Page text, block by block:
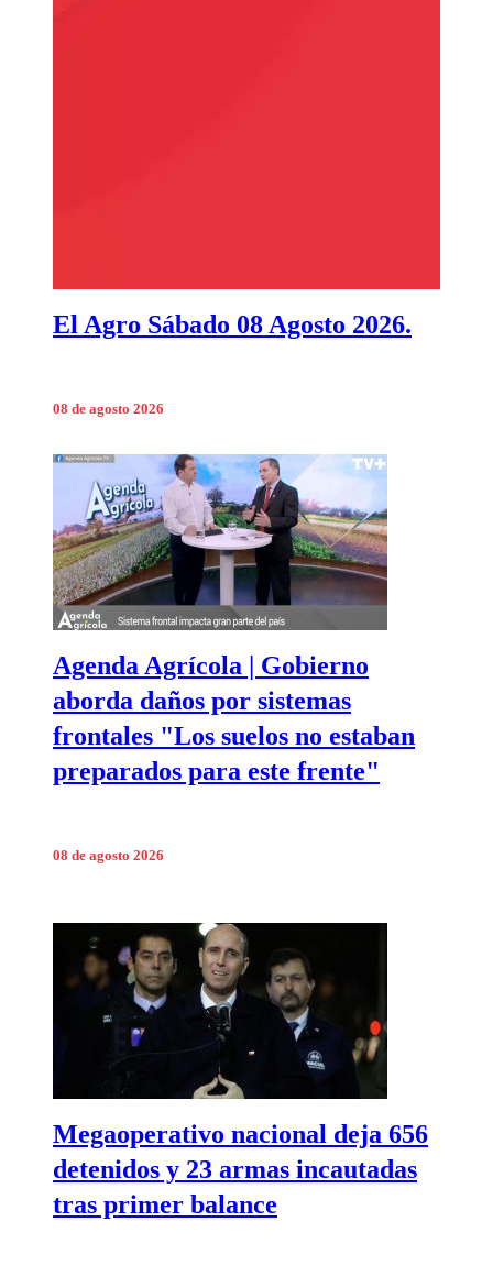
El Agro Sábado 08 Agosto 2026.
08 de agosto 2026
Agenda Agrícola | Gobierno
aborda daños por sistemas
frontales "Los suelos no estaban
preparados para este frente"
08 de agosto 2026
Megaoperativo nacional deja 656
detenidos y 23 armas incautadas
tras primer balance